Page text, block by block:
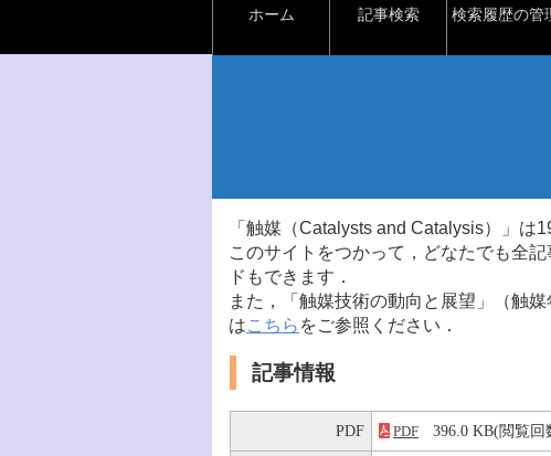
ホーム 記事検索 検索履歴の管
「触媒（Catalysts and Catalysis）」は
このサイトをつかって，どなたでも全
ドもできます．
また，「触媒技術の動向と展望」（触
はこちら をご参照ください．
記事情報
PDF PDF 396.0 KB(閲覧回